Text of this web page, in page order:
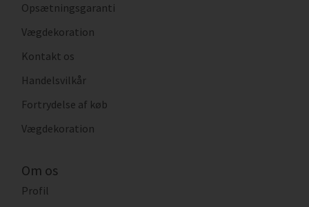
Opsætningsgaranti
Vægdekoration
Kontakt os
Handelsvilkår
Fortrydelse af køb
Vægdekoration
Om os
Profil